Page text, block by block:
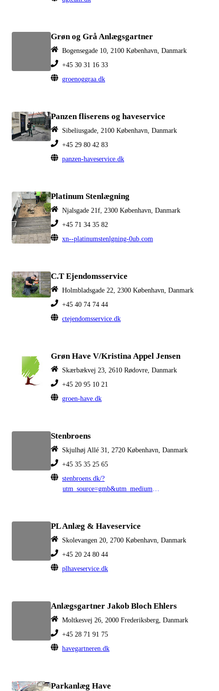
Grøn og Grå Anlægsgartner
Bogensegade 10, 2100 København, Danmark
+45 30 31 16 33
groenoggraa.dk
Panzen fliserens og haveservice
Sibeliusgade, 2100 København, Danmark
+45 29 80 42 83
panzen-haveservice.dk
Platinum Stenlægning
Njalsgade 21f, 2300 København, Danmark
+45 71 34 35 82
xn--platinumstenlgning-0ub.com
C.T Ejendomsservice
Holmbladsgade 22, 2300 København, Danmark
+45 40 74 74 44
ctejendomsservice.dk
Grøn Have V/Kristina Appel Jensen
Skærbækvej 23, 2610 Rødovre, Danmark
+45 20 95 10 21
groen-have.dk
Stenbroens
Skjulhøj Allé 31, 2720 København, Danmark
+45 35 35 25 65
stenbroens.dk/?
utm_source=gmb&utm_medium=cpc&utm_campaign=gmb
PL Anlæg & Haveservice
Skolevangen 20, 2700 København, Danmark
+45 20 24 80 44
plhaveservice.dk
Anlægsgartner Jakob Bloch Ehlers
Moltkesvej 26, 2000 Frederiksberg, Danmark
+45 28 71 91 75
havegartneren.dk
Parkanlæg Have